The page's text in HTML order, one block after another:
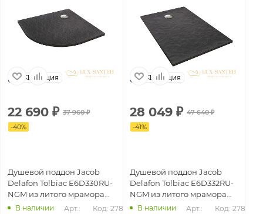
Франция
22 690 ₽ 37 960₽
-40%
Душевой поддон Jacob
Delafon Tolbiac E6D330RU-
NGM из литого мрамора
100х100 см, черный
В наличии
Арт.:
Код: 27839
Франция
28 049 ₽ 47 640₽
-41%
Душевой поддон Jacob
Delafon Tolbiac E6D332RU-
NGM из литого мрамора
120х90 см, черный
В наличии
Арт.:
Код: 27843